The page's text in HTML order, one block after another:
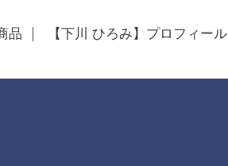
品
【下川 ひろみ】プロフィール